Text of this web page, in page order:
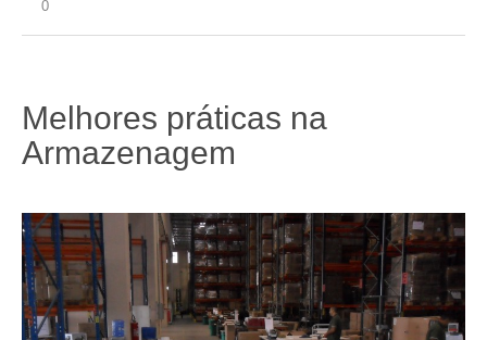
0
Melhores práticas na
Armazenagem